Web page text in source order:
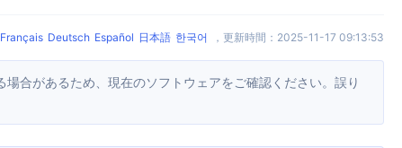
Français Deutsch Español 日本語 한국어 ， 更新時間 ： 2025-11-17 09:13:53